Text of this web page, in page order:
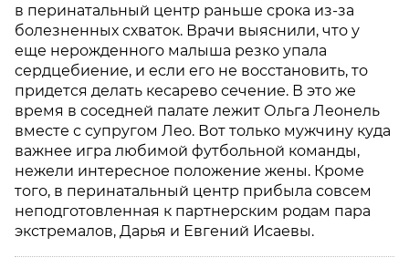
в перинатальный центр раньше срока из-за
болезненных схваток. Врачи выяснили, что у
еще нерожденного малыша резко упала
сердцебиение, и если его не восстановить, то
придется делать кесарево сечение. В это же
время в соседней палате лежит Ольга Леонель
вместе с супругом Лео. Вот только мужчину куда
важнее игра любимой футбольной команды,
нежели интересное положение жены. Кроме
того, в перинатальный центр прибыла совсем
неподготовленная к партнерским родам пара
экстремалов, Дарья и Евгений Исаевы.